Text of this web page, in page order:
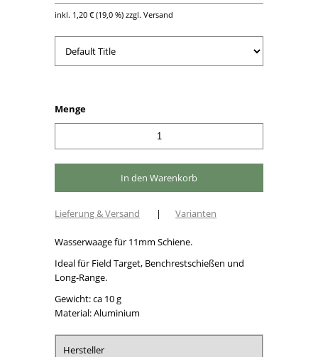
inkl. 1,20 € (19,0 %) zzgl. Versand
Menge
Lieferung & Versand | Varianten
Wasserwaage für 11mm Schiene.
Ideal für Field Target, Benchrestschießen und
Long-Range.
Gewicht: ca 10 g
Material: Aluminium
Hersteller